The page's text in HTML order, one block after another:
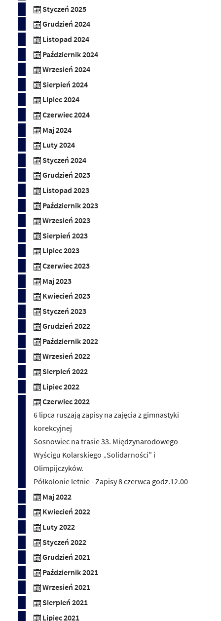
Styczeń 2025
Grudzień 2024
Listopad 2024
Październik 2024
Wrzesień 2024
Sierpień 2024
Lipiec 2024
Czerwiec 2024
Maj 2024
Luty 2024
Styczeń 2024
Grudzień 2023
Listopad 2023
Październik 2023
Wrzesień 2023
Sierpień 2023
Lipiec 2023
Czerwiec 2023
Maj 2023
Kwiecień 2023
Styczeń 2023
Grudzień 2022
Październik 2022
Wrzesień 2022
Sierpień 2022
Lipiec 2022
Czerwiec 2022
6 lipca ruszają zapisy na zajęcia z gimnastyki
korekcyjnej
Sosnowiec na trasie 33. Międzynarodowego
Wyścigu Kolarskiego „Solidarności” i
Olimpijczyków.
Półkolonie letnie - Zapisy 8 czerwca godz.12.00
Maj 2022
Kwiecień 2022
Luty 2022
Styczeń 2022
Grudzień 2021
Październik 2021
Wrzesień 2021
Sierpień 2021
Lipiec 2021